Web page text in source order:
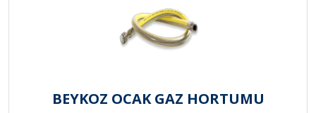
BEYKOZ OCAK GAZ HORTUMU